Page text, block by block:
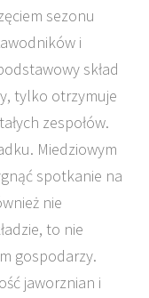
sezonu
i
skład
tylko otrzymuje
zespołów.
Miedziowym
spotkanie na
nie
to nie
gospodarzy.
jaworznian i